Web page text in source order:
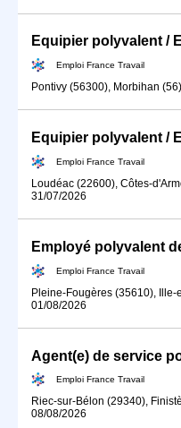
Emploi France Travail
Pontivy (56300), Morbihan
Emploi France Travail
Loudéac (22600), Côtes-
31/07/2026
Employé polyvalent
Emploi France Travail
Pleine-Fougères (35610), Ille-
01/08/2026
Agent(e) de service
Emploi France Travail
Riec-sur-Bélon (29340),
08/08/2026